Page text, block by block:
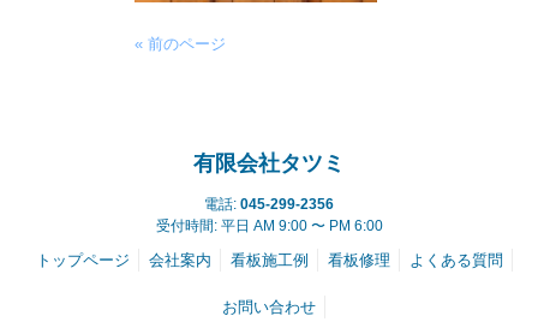
« 前のページ
有限会社タツミ
電話: 045-299-2356
受付時間: 平日 AM 9:00 〜 PM 6:00
トップページ 会社案内 看板施工例 看板修理 よくある質問
お問い合わせ